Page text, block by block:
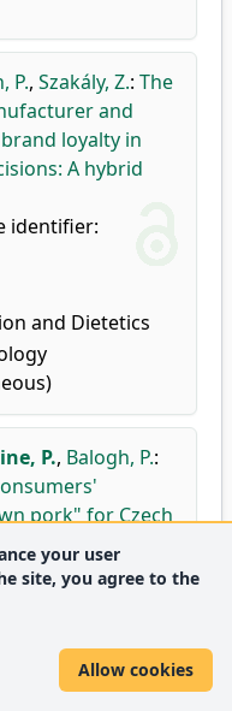
P., Szakály, Z.: The
and
loyalty in
A hybrid
identifier:
and Dietetics
P., Balogh, P.:
pork" for Czech
: International
vyroby, Kostelec
9788074032769
your user
site, you agree to the
Allow cookies